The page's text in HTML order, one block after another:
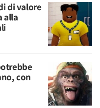
di valore
alla
con